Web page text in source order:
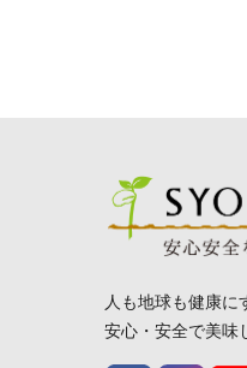
人も地球も健康に
安心・安全で美味